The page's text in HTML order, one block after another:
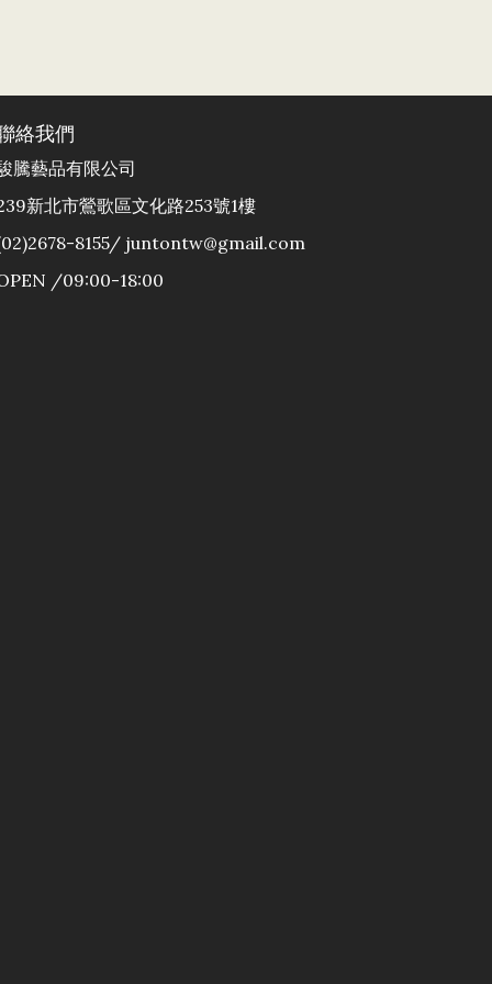
絡我們
騰藝品有限公司
新北市鶯歌區文化路253號1樓
8155/ juntontw@gmail.com
/09:00-18:00